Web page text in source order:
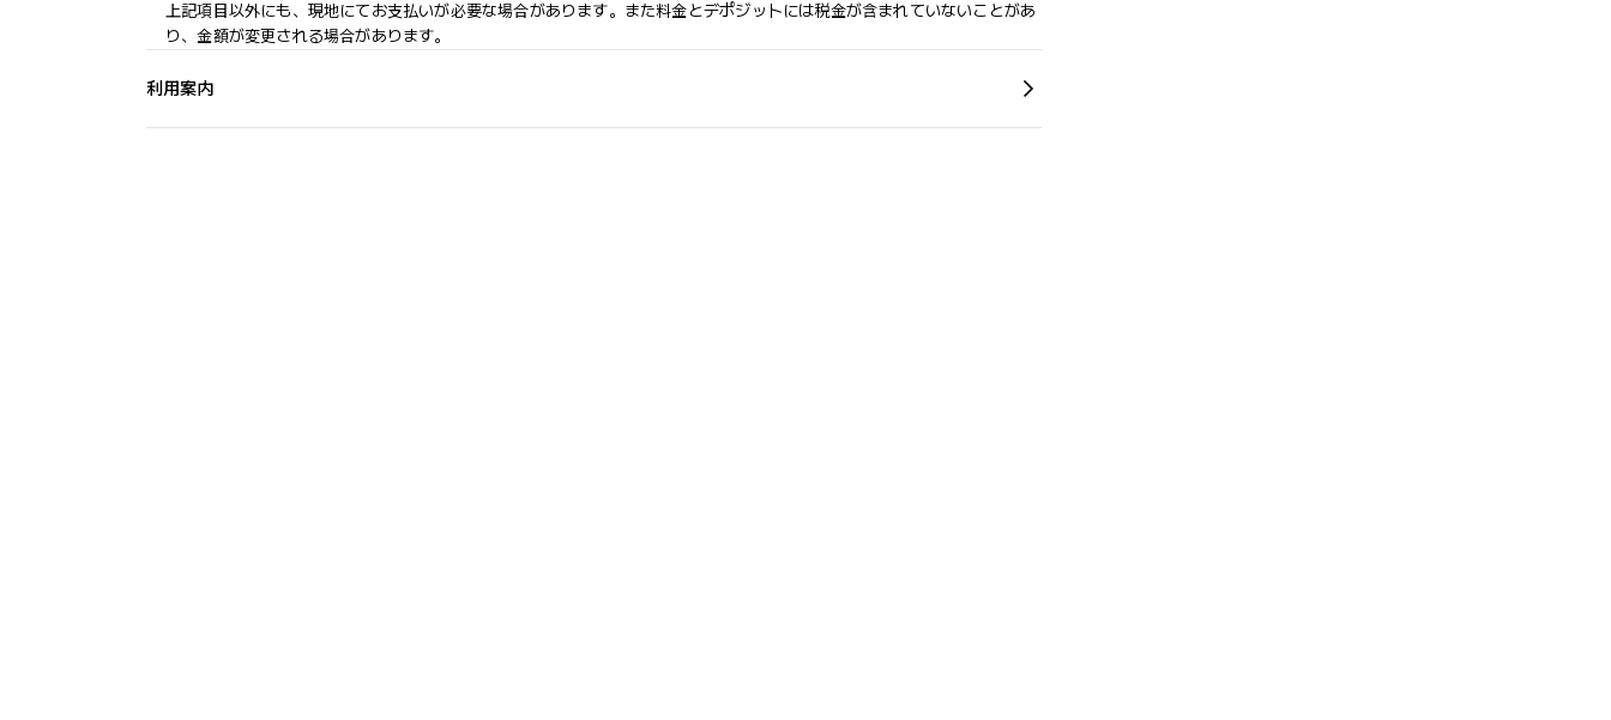
上記項目以外にも、現地にてお支払いが必要な場合があります。また料金とデポジットには税金が含まれていないことがあ
り、金額が変更される場合があります。
利用案内